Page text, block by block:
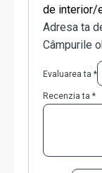
de interior/
Adresa ta
Câmpurile
Evaluarea ta *
Recenzia ta *